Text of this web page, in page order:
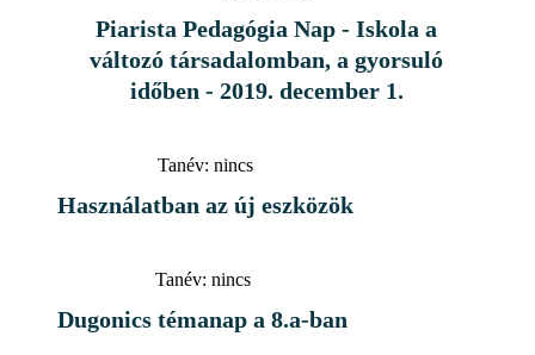
Piarista Pedagógia Nap - Iskola a
változó társadalomban, a gyorsuló
időben - 2019. december 1.
Tanév: nincs
Használatban az új eszközök
Tanév: nincs
Dugonics témanap a 8.a-ban